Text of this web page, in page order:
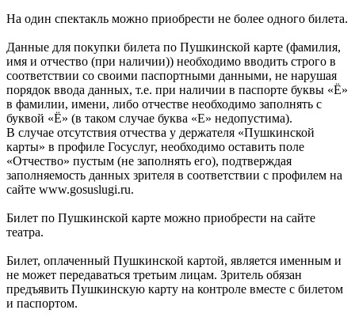
На один спектакль можно приобрести не более одного билета.
Данные для покупки билета по Пушкинской карте (фамилия,
имя и отчество (при наличии)) необходимо вводить строго в
соответствии со своими паспортными данными, не нарушая
порядок ввода данных, т.е. при наличии в паспорте буквы «Ё»
в фамилии, имени, либо отчестве необходимо заполнять с
буквой «Ё» (в таком случае буква «Е» недопустима).
В случае отсутствия отчества у держателя «Пушкинской
карты» в профиле Госуслуг, необходимо оставить поле
«Отчество» пустым (не заполнять его), подтверждая
заполняемость данных зрителя в соответствии с профилем на
сайте www.gosuslugi.ru.
Билет по Пушкинской карте можно приобрести на сайте
театра.
Билет, оплаченный Пушкинской картой, является именным и
не может передаваться третьим лицам. Зритель обязан
предъявить Пушкинскую карту на контроле вместе с билетом
и паспортом.